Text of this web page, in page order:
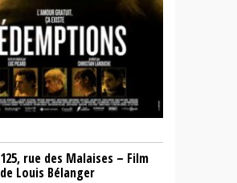
125, rue des Malaises – Film
de Louis Bélanger